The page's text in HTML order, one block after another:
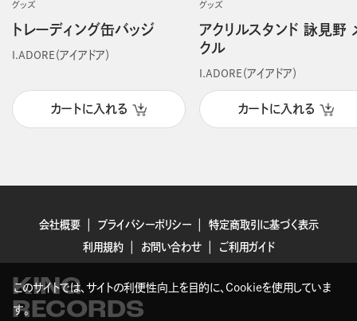
グッズ
トレーディング缶バッジ
I.ADORE（アイアドア）
カートに入れる
グッズ
アクリルスタンド 詠見野
クル
I.ADORE（アイアドア）
カートに入れる
会社概要 プライバシーポリシー
特定商取引に基づく表示
利用規約
お問い合わせ ご利用ガイド
KING
RECORDS
このサイトでは、サイトの利便性向上を目的に、Cookieを使用していま
す。